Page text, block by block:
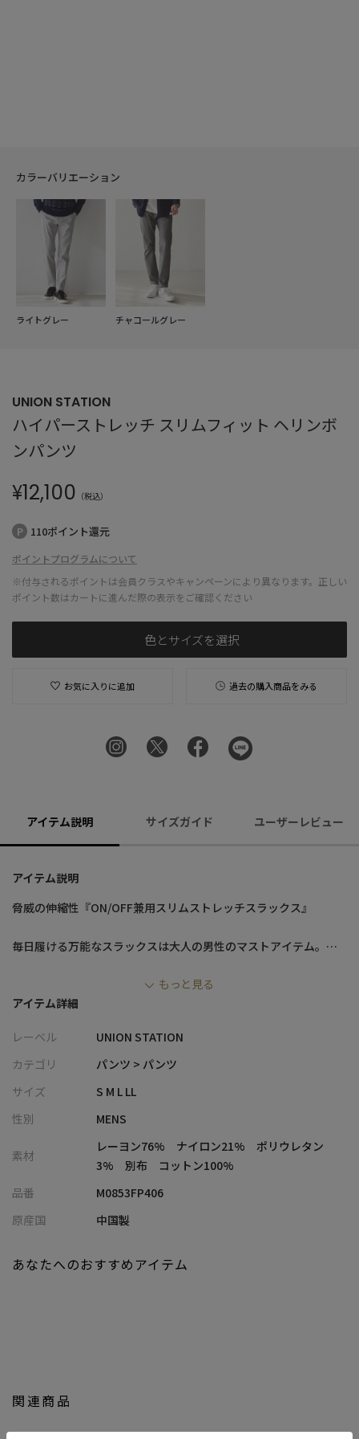
カラーバリエーション
ライトグレー チャコールグレー
UNION STATION
ハイパーストレッチ スリムフィット ヘリンボ
ンパンツ
¥12,100 （税込）
110ポイント還元
ポイントプログラムについて
※付与されるポイントは会員クラスやキャンペーンにより異なります。正しい
ポイント数はカートに進んだ際の表示をご確認ください
色とサイズを選択
お気に入りに追加 過去の購入商品をみる
アイテム説明 サイズガイド ユーザーレビュー
アイテム説明
脅威の伸縮性『ON/OFF兼用スリムストレッチスラックス』
毎日履ける万能なスラックスは大人の男性のマストアイテム。
独自開発の『ハイパーストレッチヘリンボーンツイル』素材を使
用したスリムスラックス。
現。
細身ながら縦・横・斜めへの「伸縮性」がストレスフリーな穿き
心地を体感いただけます。
ミニヘレンボーンの織柄の光沢がキレイめな雰囲気ながらもほど
【スタイリング】
幅広くご利用いただけます。
もっと見る
アイテム詳細
レーベル
UNION STATION
カテゴリ
パンツ > パンツ
サイズ
S M L LL
性別
MENS
素材
レーヨン76% ナイロン21% ポリウレタン
3% 別布 コットン100%
品番
M0853FP406
原産国
中国製
関連商品
あなたへのおすすめアイテム